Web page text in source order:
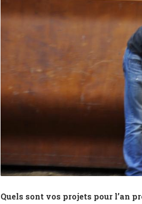
Quels sont vos projets pour l’an